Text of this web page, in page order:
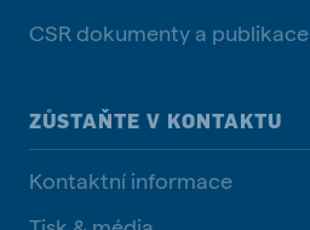
CSR dokumenty a publikace
ZŮSTAŇTE V KONTAKTU
Kontaktní informace